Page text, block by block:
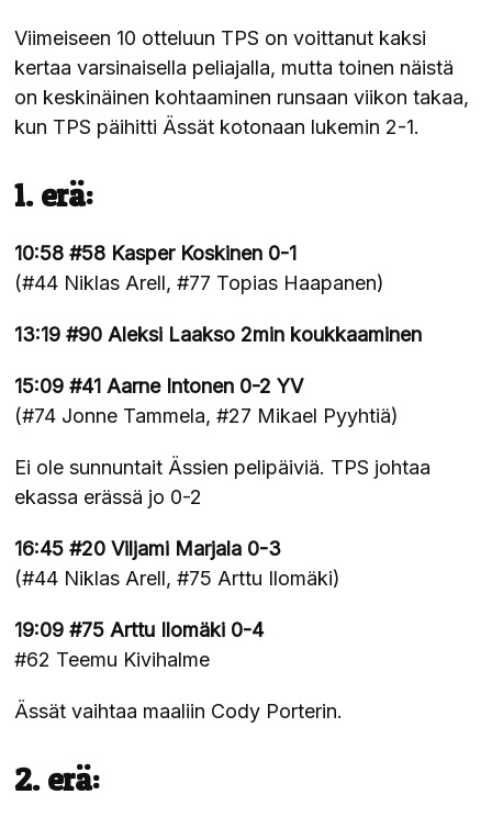
Viimeiseen 10 otteluun TPS on voittanut kaksi
kertaa varsinaisella peliajalla, mutta toinen näistä
on keskinäinen kohtaaminen runsaan viikon takaa,
kun TPS päihitti Ässät kotonaan lukemin 2-1.
1. erä:
10:58 #58 Kasper Koskinen 0-1
(#44 Niklas Arell, #77 Topias Haapanen)
13:19 #90 Aleksi Laakso 2min koukkaaminen
15:09 #41 Aarne Intonen 0-2 YV
(#74 Jonne Tammela, #27 Mikael Pyyhtiä)
Ei ole sunnuntait Ässien pelipäiviä. TPS johtaa
ekassa erässä jo 0-2
16:45 #20 Viljami Marjala 0-3
(#44 Niklas Arell, #75 Arttu Ilomäki)
19:09 #75 Arttu Ilomäki 0-4
#62 Teemu Kivihalme
Ässät vaihtaa maaliin Cody Porterin.
2. erä: